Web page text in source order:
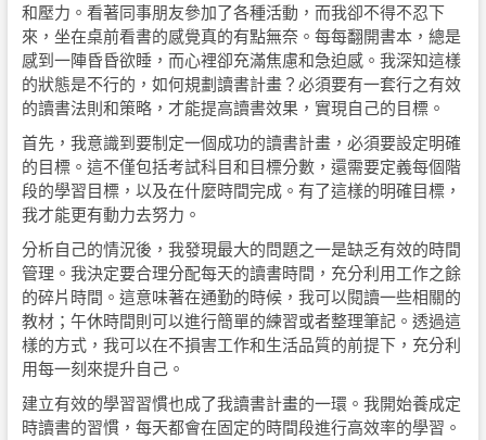
和壓力。看著同事朋友參加了各種活動，而我卻不得不忍下
來，坐在桌前看書的感覺真的有點無奈。每每翻開書本，總是
感到一陣昏昏欲睡，而心裡卻充滿焦慮和急迫感。我深知這樣
的狀態是不行的，如何規劃讀書計畫？必須要有一套行之有效
的讀書法則和策略，才能提高讀書效果，實現自己的目標。
首先，我意識到要制定一個成功的讀書計畫，必須要設定明確
的目標。這不僅包括考試科目和目標分數，還需要定義每個階
段的學習目標，以及在什麼時間完成。有了這樣的明確目標，
我才能更有動力去努力。
分析自己的情況後，我發現最大的問題之一是缺乏有效的時間
管理。我決定要合理分配每天的讀書時間，充分利用工作之餘
的碎片時間。這意味著在通勤的時候，我可以閱讀一些相關的
教材；午休時間則可以進行簡單的練習或者整理筆記。透過這
樣的方式，我可以在不損害工作和生活品質的前提下，充分利
用每一刻來提升自己。
建立有效的學習習慣也成了我讀書計畫的一環。我開始養成定
時讀書的習慣，每天都會在固定的時間段進行高效率的學習。